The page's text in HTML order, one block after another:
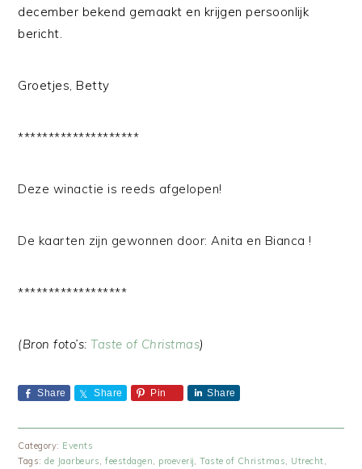
december bekend gemaakt en krijgen persoonlijk
bericht.
Groetjes, Betty
********************
Deze winactie is reeds afgelopen!
De kaarten zijn gewonnen door: Anita en Bianca !
******************
(Bron foto’s:Taste of Christmas)
Share Share Pin Share
Category: Events
Tags:de Jaarbeurs,feestdagen, proeverij,Taste of Christmas, Utrecht,